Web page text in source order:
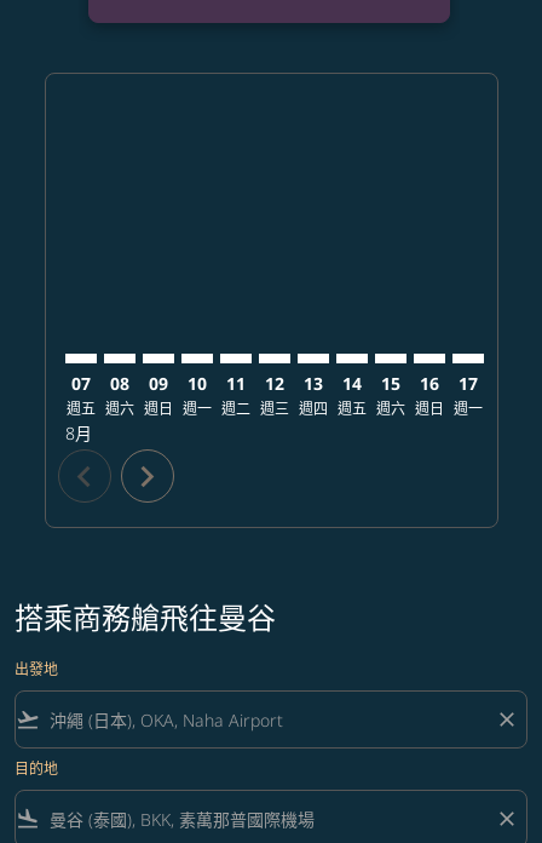
07
週五
8月
08
週六
09
週日
10
週一
11
週二
12
週三
13
週四
14
週五
15
週六
16
週日
17
週一
chevron_left chevron_right
搭乘商務艙飛往曼谷
出發地
flight_takeoff close
目的地
flight_land close